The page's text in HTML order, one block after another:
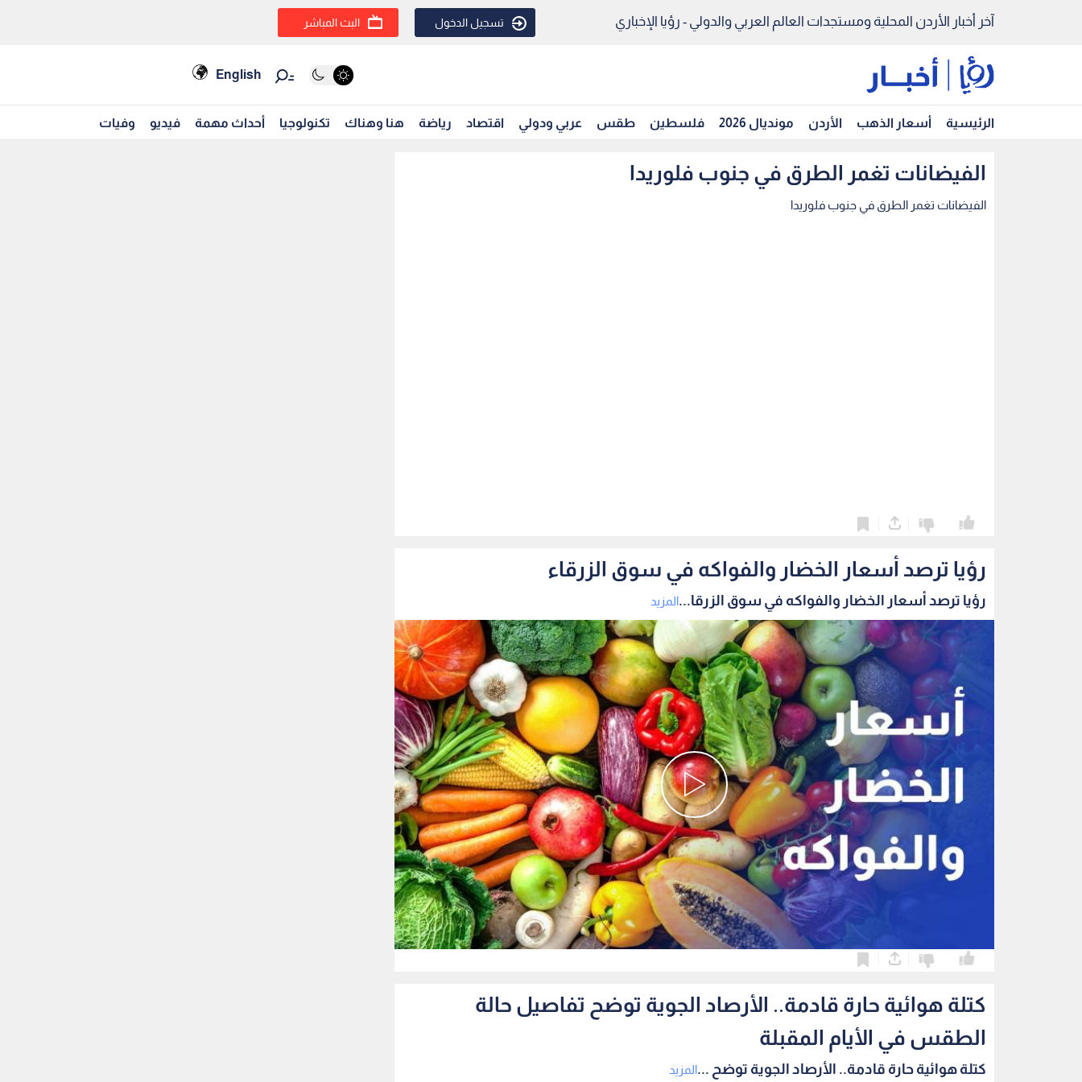
آخر أخبار الأردن المحلية ومستجدات العالم العربي والدولي - رؤيا الإخباري تسجيل الدخول البث المباشر
English
الرئيسية أسعار الذهب الأردن مونديال 2026 فلسطين طقس عربي ودولي اقتصاد رياضة هنا وهناك تكنولوجيا أحداث مهمة فيديو وفيات
الفيضانات تغمر الطرق في جنوب فلوريدا
الفيضانات تغمر الطرق في جنوب فلوريدا
رؤيا ترصد أسعار الخضار والفواكه في سوق الزرقاء
رؤيا ترصد أسعار الخضار والفواكه في سوق الزرقا...المزيد
كتلة هوائية حارة قادمة.. الأرصاد الجوية توضح تفاصيل حالة
الطقس في الأيام المقبلة
كتلة هوائية حارة قادمة.. الأرصاد الجوية توضح ...المزيد